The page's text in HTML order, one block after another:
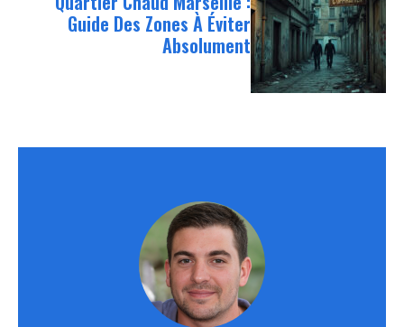
Guide Des Zones À Éviter
Absolument